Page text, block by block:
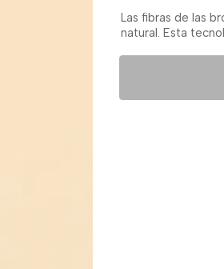
Las fibras de las
natural. Esta